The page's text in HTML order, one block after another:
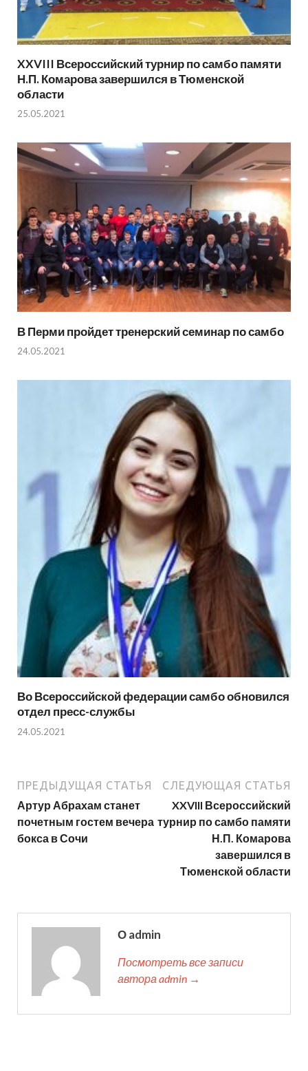
XXVIII Всероссийский турнир по самбо памяти
Н.П. Комарова завершился в Тюменской
области
25.05.2021
В Перми пройдет тренерский семинар по самбо
24.05.2021
Во Всероссийской федерации самбо обновился
отдел пресс-службы
24.05.2021
ПРЕДЫДУЩАЯ СТАТЬЯ
Артур Абрахам станет
почетным гостем вечера
бокса в Сочи
СЛЕДУЮЩАЯ СТАТЬЯ
XXVIII Всероссийский
турнир по самбо памяти
Н.П. Комарова
завершился в
Тюменской области
О admin
Посмотреть все записи
автора admin →